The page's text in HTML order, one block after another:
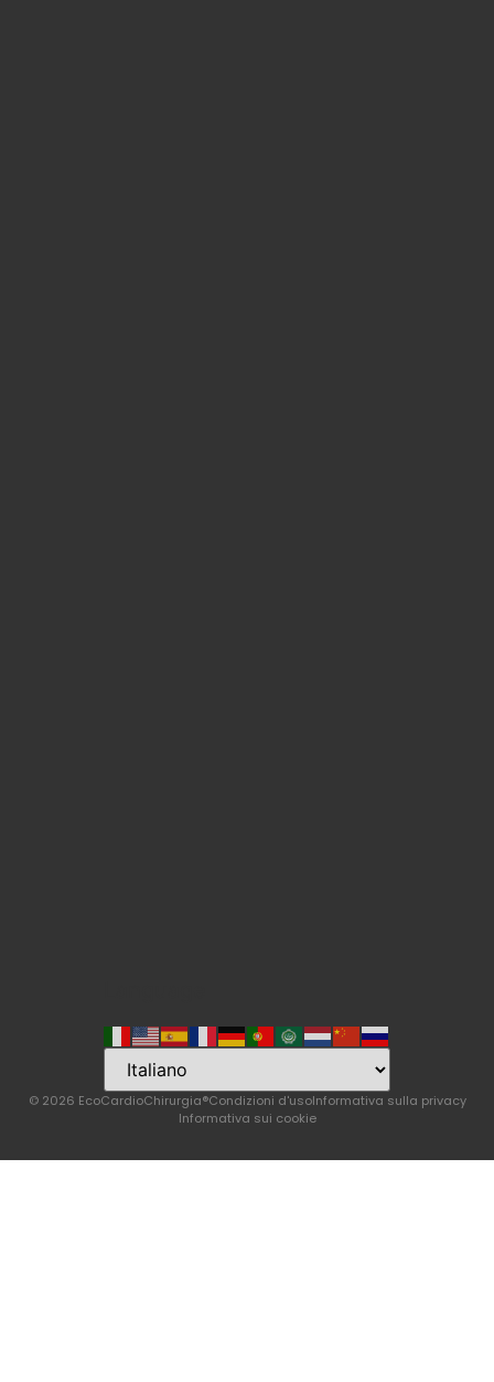
© 2026 EcoCardioChirurgia®Condizioni d'usoInformativa sulla privacy
Informativa sui cookie